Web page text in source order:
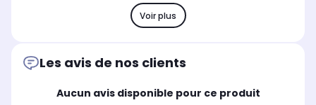
Voir plus
Les avis de nos clients
Aucun avis disponible pour ce produit